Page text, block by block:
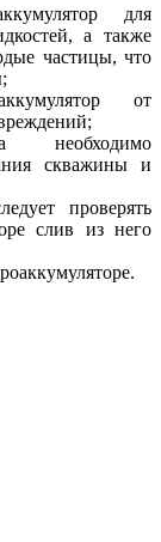
для
а также
частицы, что
от
необходимо
скважины и
проверять
слив из него